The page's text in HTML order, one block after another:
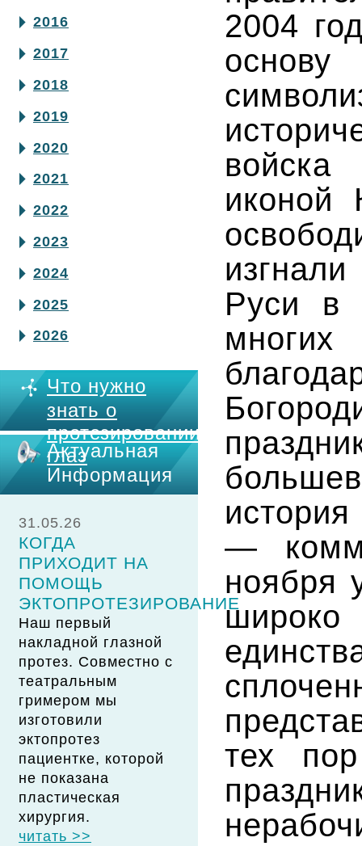
2016
2017
2018
2019
2020
2021
2022
2023
2024
2025
2026
Что нужно
знать о
протезировании
глаз
Актуальная
Информация
31.05.26
КОГДА
ПРИХОДИТ НА
ПОМОЩЬ
ЭКТОПРОТЕЗИРОВАНИЕ
Наш первый
накладной глазной
протез. Совместно с
театральным
гримером мы
изготовили
эктопротез
пациентке, которой
не показана
пластическая
хирургия.
читать >>
2004
иконой
Руси в
—
ноября
широко
тех